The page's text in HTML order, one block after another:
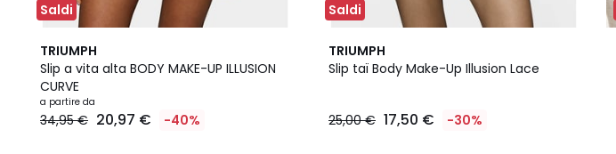
Saldi
TRIUMPH
Slip a vita alta BODY MAKE-UP ILLUSION
CURVE
a partire da
34,95 € 20,97 € -40%
5
/
5
3
Colori
Saldi
TRIUMPH
Slip taï Body Make-Up Illusion Lace
25,00 € 17,50 € -30%
5
/